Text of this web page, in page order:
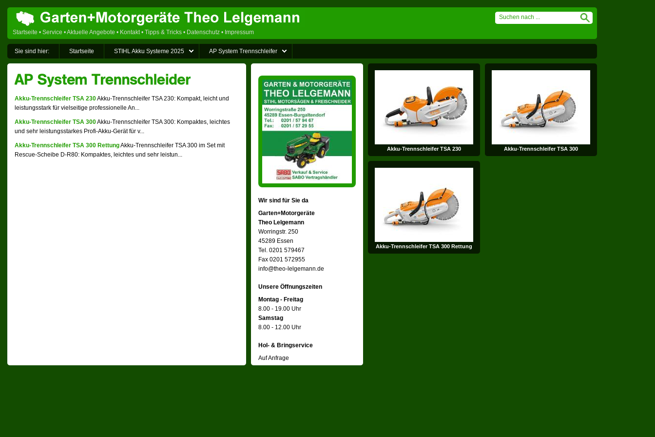
Startseite • Service •Aktuelle Angebote • Kontakt• Tipps & Tricks • Datenschutz • Impressum
Sie sind hier: Startseite STIHL Akku Systeme 2025 AP System Trennschleifer
Akku-Trennschleifer TSA 230Akku-Trennschleifer TSA 230: Kompakt, leicht und
leistungsstark für vielseitige professionelle An...
Akku-Trennschleifer TSA 300Akku-Trennschleifer TSA 300: Kompaktes, leichtes
und sehr leistungsstarkes Profi-Akku-Gerät für v...
Akku-Trennschleifer TSA 300 RettungAkku-Trennschleifer TSA 300 im Set mit
Rescue-Scheibe D-R80: Kompaktes, leichtes und sehr leistun...
Wir sind für Sie da
Garten+Motorgeräte
Theo Lelgemann
Worringstr. 250
45289 Essen
Tel. 0201 579467
Fax 0201 572955
info@theo-lelgemann.de
Unsere Öffnungszeiten
Montag - Freitag
8.00 - 19.00 Uhr
Samstag
8.00 - 12.00 Uhr
Hol- & Bringservice
Auf Anfrage
Akku-Trennschleifer TSA 230 Akku-Trennschleifer TSA 300
Akku-Trennschleifer TSA 300 Rettung